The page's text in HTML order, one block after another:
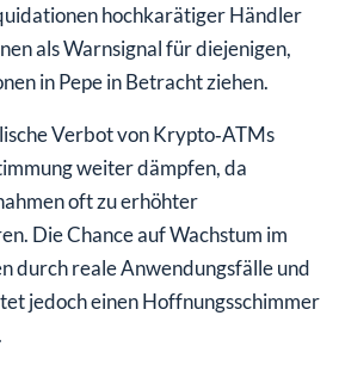
hochkarätiger Händler
als Warnsignal für diejenigen,
in Pepe in Betracht ziehen.
Verbot von Krypto‑ATMs
weiter dämpfen, da
oft zu erhöhter
Die Chance auf Wachstum im
durch reale Anwendungsfälle und
jedoch einen Hoffnungsschimmer